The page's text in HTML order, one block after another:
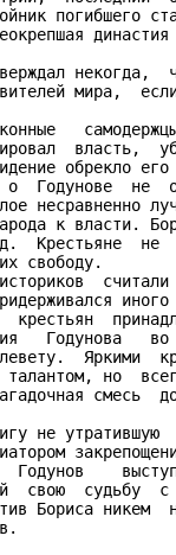
погибшего
некогда,
мира,
власть,
обрекло
Годунове  не
несравненно
к власти.
Крестьяне  не
свободу.
крестьян
Годунова
Яркими
талантом, но
смесь
не утратившую
Годунов
свою  судьбу
Бориса